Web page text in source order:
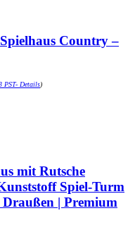
Country –
PST- Details)
mit Rutsche
Spiel-Turm
| Premium